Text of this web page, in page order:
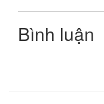
Bình luận